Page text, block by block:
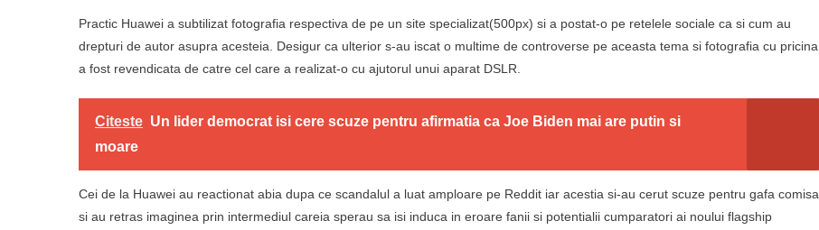
Practic Huawei a subtilizat fotografia respectiva de pe un site specializat(500px) si a postat-o pe retelele sociale ca si cum au
drepturi de autor asupra acesteia. Desigur ca ulterior s-au iscat o multime de controverse pe aceasta tema si fotografia cu pricina
a fost revendicata de catre cel care a realizat-o cu ajutorul unui aparat DSLR.
Citeste Un lider democrat isi cere scuze pentru afirmatia ca Joe Biden mai are putin si
moare
Cei de la Huawei au reactionat abia dupa ce scandalul a luat amploare pe Reddit iar acestia si-au cerut scuze pentru gafa comisa
si au retras imaginea prin intermediul careia sperau sa isi induca in eroare fanii si potentialii cumparatori ai noului flagship